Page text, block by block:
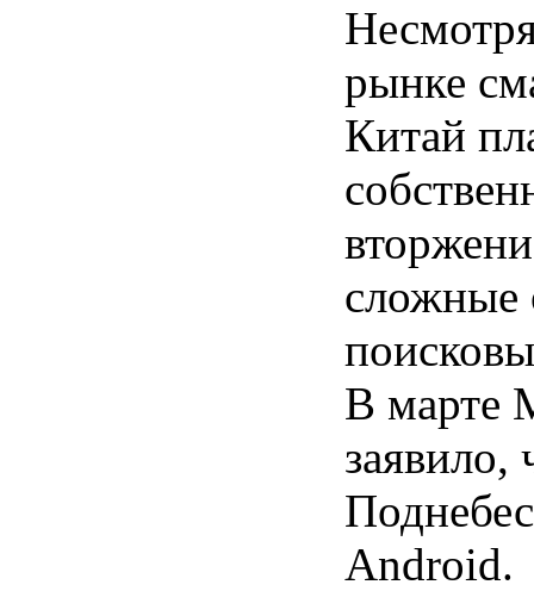
рынке
Китай
сложные
В марте
заявило,
Android.